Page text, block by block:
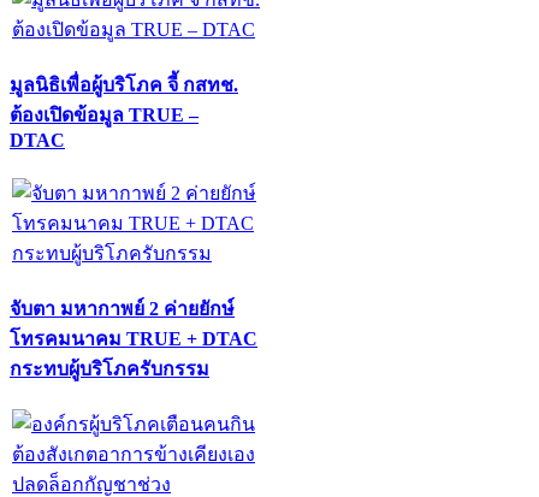
มูลนิธิเพื่อผู้บริโภค จี้ กสทช.
ต้องเปิดข้อมูล TRUE –
DTAC
จับตา มหากาพย์ 2 ค่ายยักษ์
โทรคมนาคม TRUE + DTAC
กระทบผู้บริโภครับกรรม